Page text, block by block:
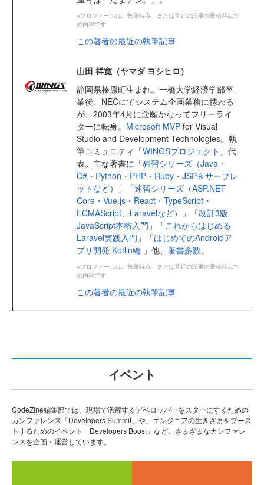
※プロフィールは、執筆時点、または直近の記事の寄稿時点で
の内容です
この著者の最近の執筆記事
山田 祥寛（ヤマダ ヨシヒロ）
静岡県榛原町生まれ。一橋大学経済学部卒
業後、NECにてシステム企画業務に携わる
が、2003年4月に念願かなってフリーライ
ターに転身。 Microsoft MVP for Visual
Studio and Development Technologies。執
筆コミュニティ「WINGSプロジェクト 」代
表。主な著書に「独習シリーズ（Java・
C#・Python・PHP・Ruby・JSP＆サーブレ
ットなど）
」「速習シリーズ（ASP.NET
Core・Vue.js・React・TypeScript・
ECMAScript、Laravelなど）
」「改訂3版
JavaScript本格入門 」「これからはじめる
Laravel実践入門 」「はじめてのAndroidア
プリ開発 Kotlin編 」他、 著書多数。
※プロフィールは、執筆時点、または直近の記事の寄稿時点で
の内容です
この著者の最近の執筆記事
イベント
CodeZine編集部では、現場で活躍するデベロッパーをスターにするための
カンファレンス「Developers Summit」や、エンジニアの生きざまをブース
トするためのイベント「Developers Boost」など、さまざまなカンファレ
ンスを企画・運営しています。